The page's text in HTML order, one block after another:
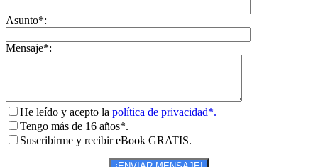
Asunto*:
Mensaje*:
He leído y acepto la política de privacidad*.
Tengo más de 16 años*.
Suscribirme y recibir eBook GRATIS.